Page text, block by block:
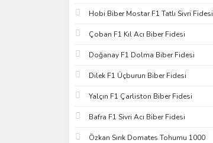
Hobi Biber Mostar F1 Tatlı Sivri Fidesi
Çoban F1 Kıl Acı Biber Fidesi
Doğanay F1 Dolma Biber Fidesi
Dilek F1 Üçburun Biber Fidesi
Yalçın F1 Çarliston Biber Fidesi
Bafra F1 Sivri Acı Biber Fidesi
Özkan Sırık Domates Tohumu 1000